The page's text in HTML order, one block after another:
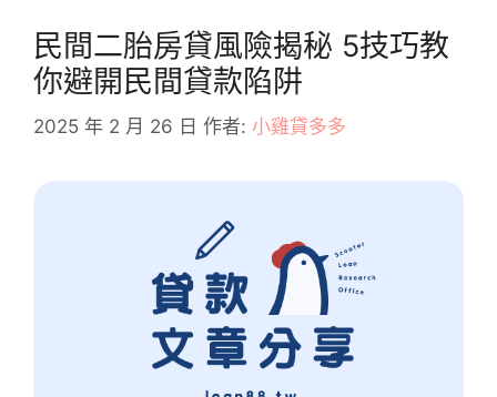
民間二胎房貸風險揭秘 5技巧教
你避開民間貸款陷阱
2025 年 2 月 26 日 作者: 小雞貸多多